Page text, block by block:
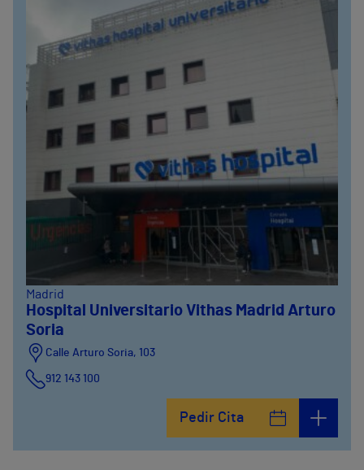
Madrid
Hospital Universitario Vithas Madrid Arturo
Soria
Calle Arturo Soria, 103
912 143 100
Pedir Cita